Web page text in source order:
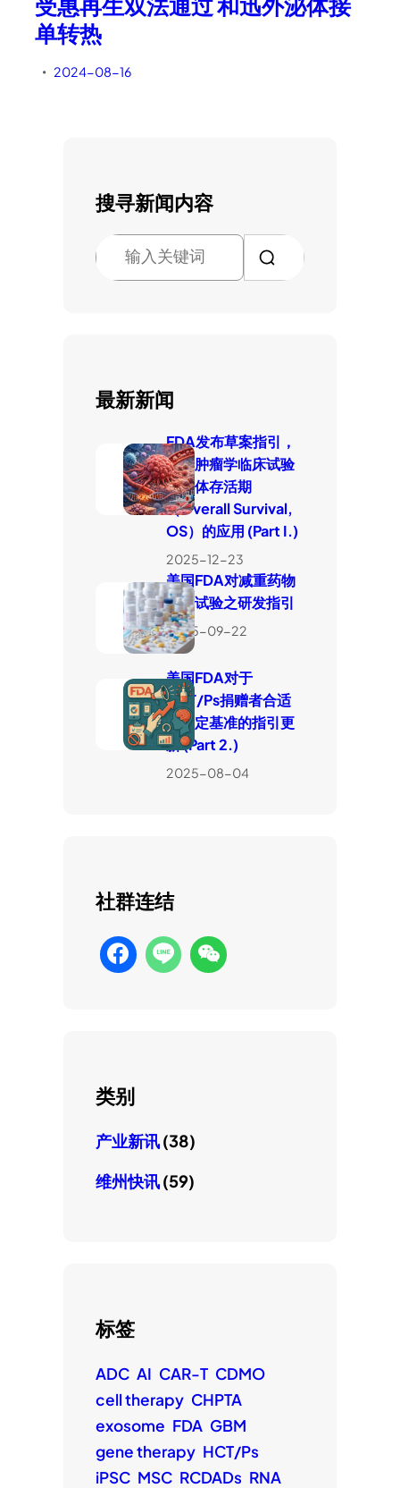
单转热
• 2024-08-16
搜寻新闻内容
最新新闻
FDA发布草案指引，
厘清肿瘤学临床试验
中整体存活期
（Overall Survival,
OS）的应用 (Part I.)
2025-12-23
美国FDA对减重药物
临床试验之研发指引
2025-09-22
美国FDA对于
HCT/Ps捐赠者合适
性判定基准的指引更
新 (Part 2.)
2025-08-04
社群连结
类别
产业新讯(38)
维州快讯(59)
标签
ADC AI CAR-T CDMO
cell therapy CHPTA
exosome FDA GBM
gene therapy HCT/Ps
iPSC MSC RCDADs RNA